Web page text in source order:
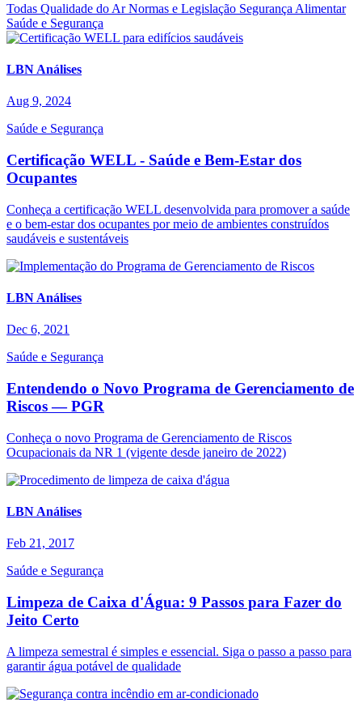
Todas Qualidade do ArNormas e Legislação Segurança Alimentar
Saúde e Segurança
LBN Análises
Aug 9, 2024
Saúde e Segurança
Certificação WELL - Saúde e Bem-Estar dos
Ocupantes
Conheça a certificação WELL desenvolvida para promover a saúde
e o bem‑estar dos ocupantes por meio de ambientes construídos
saudáveis e sustentáveis
LBN Análises
Dec 6, 2021
Saúde e Segurança
Entendendo o Novo Programa de Gerenciamento de
Riscos — PGR
Conheça o novo Programa de Gerenciamento de Riscos
Ocupacionais da NR 1 (vigente desde janeiro de 2022)
LBN Análises
Feb 21, 2017
Saúde e Segurança
Limpeza de Caixa d'Água: 9 Passos para Fazer do
Jeito Certo
A limpeza semestral é simples e essencial. Siga o passo a passo para
garantir água potável de qualidade